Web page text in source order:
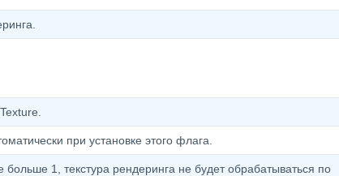
при установке этого флага.
1, текстура рендеринга не будет обрабатываться по